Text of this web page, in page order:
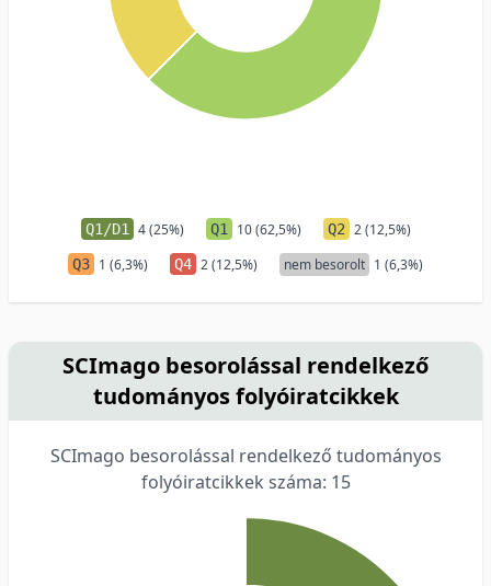
Q1/D1 4 (25%) Q1 10 (62,5%) Q2 2 (12,5%)
Q3 1 (6,3%) Q4 2 (12,5%) nem besorolt 1 (6,3%)
SCImago besorolással rendelkező
tudományos folyóiratcikkek
SCImago besorolással rendelkező tudományos
folyóiratcikkek száma: 15